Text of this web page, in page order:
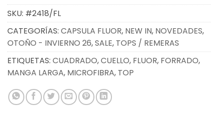
SKU: #2418/FL
CATEGORÍAS: CAPSULA FLUOR, NEW IN, NOVEDADES,
OTOÑO - INVIERNO 26,SALE, TOPS / REMERAS
ETIQUETAS: CUADRADO,CUELLO, FLUOR, FORRADO,
MANGA LARGA, MICROFIBRA, TOP